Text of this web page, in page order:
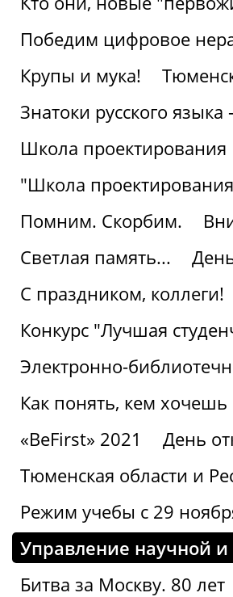
Победим цифровое
Крупы и мука!
Знатоки русского языка
Школа проектирования
"Школа
Помним. Скорбим.
Светлая память...
С праздником, коллеги!
Конкурс "Лучшая
Электронно-
Как понять, кем хочешь
«BeFirst» 2021
День
Тюменская области и
Режим учебы с 29
Управление научной
Битва за Москву. 80 лет